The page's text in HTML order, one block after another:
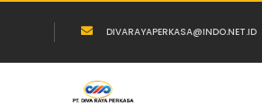
DIVARAYAPERKASA@INDO.NET.ID